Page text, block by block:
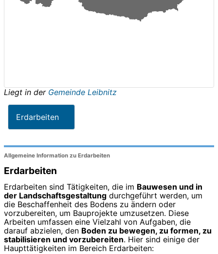
Liegt in der Gemeinde Leibnitz
Erdarbeiten
Allgemeine Information zu Erdarbeiten
Erdarbeiten
Erdarbeiten sind Tätigkeiten, die im Bauwesen und in
der Landschaftsgestaltung durchgeführt werden, um
die Beschaffenheit des Bodens zu ändern oder
vorzubereiten, um Bauprojekte umzusetzen. Diese
Arbeiten umfassen eine Vielzahl von Aufgaben, die
darauf abzielen, den Boden zu bewegen, zu formen, zu
stabilisieren und vorzubereiten. Hier sind einige der
Haupttätigkeiten im Bereich Erdarbeiten: